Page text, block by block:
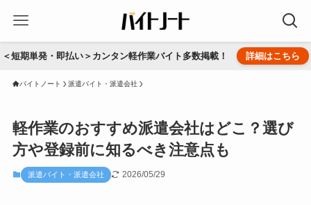
＜短期単発・即払い＞カンタン軽作業バイト多数掲載！ 詳細はこちら
バイトノート 派遣バイト・派遣会社
軽作業のおすすめ派遣会社はどこ？選び
方や登録前に知るべき注意点も
派遣バイト・派遣会社 2026/05/29